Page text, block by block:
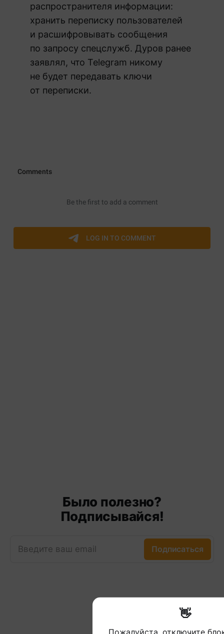
👋
Пожалуйста, отключите
распространителя информации:
хранить переписку пользователей
и расшифровывать сообщения
по запросу спецслужб. Дуров ранее
заявлял, что Telegram никому
не будет передавать ключи
от переписки.
Было полезно?
Подписывайся!
Введите ваш email Подписаться